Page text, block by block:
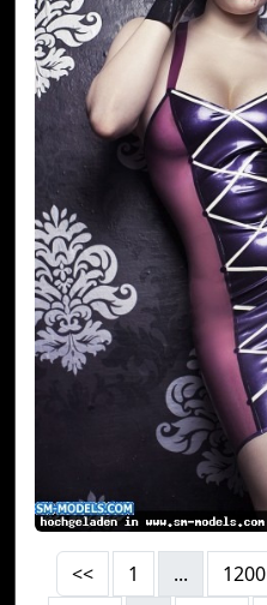
<< 1 ... 1200